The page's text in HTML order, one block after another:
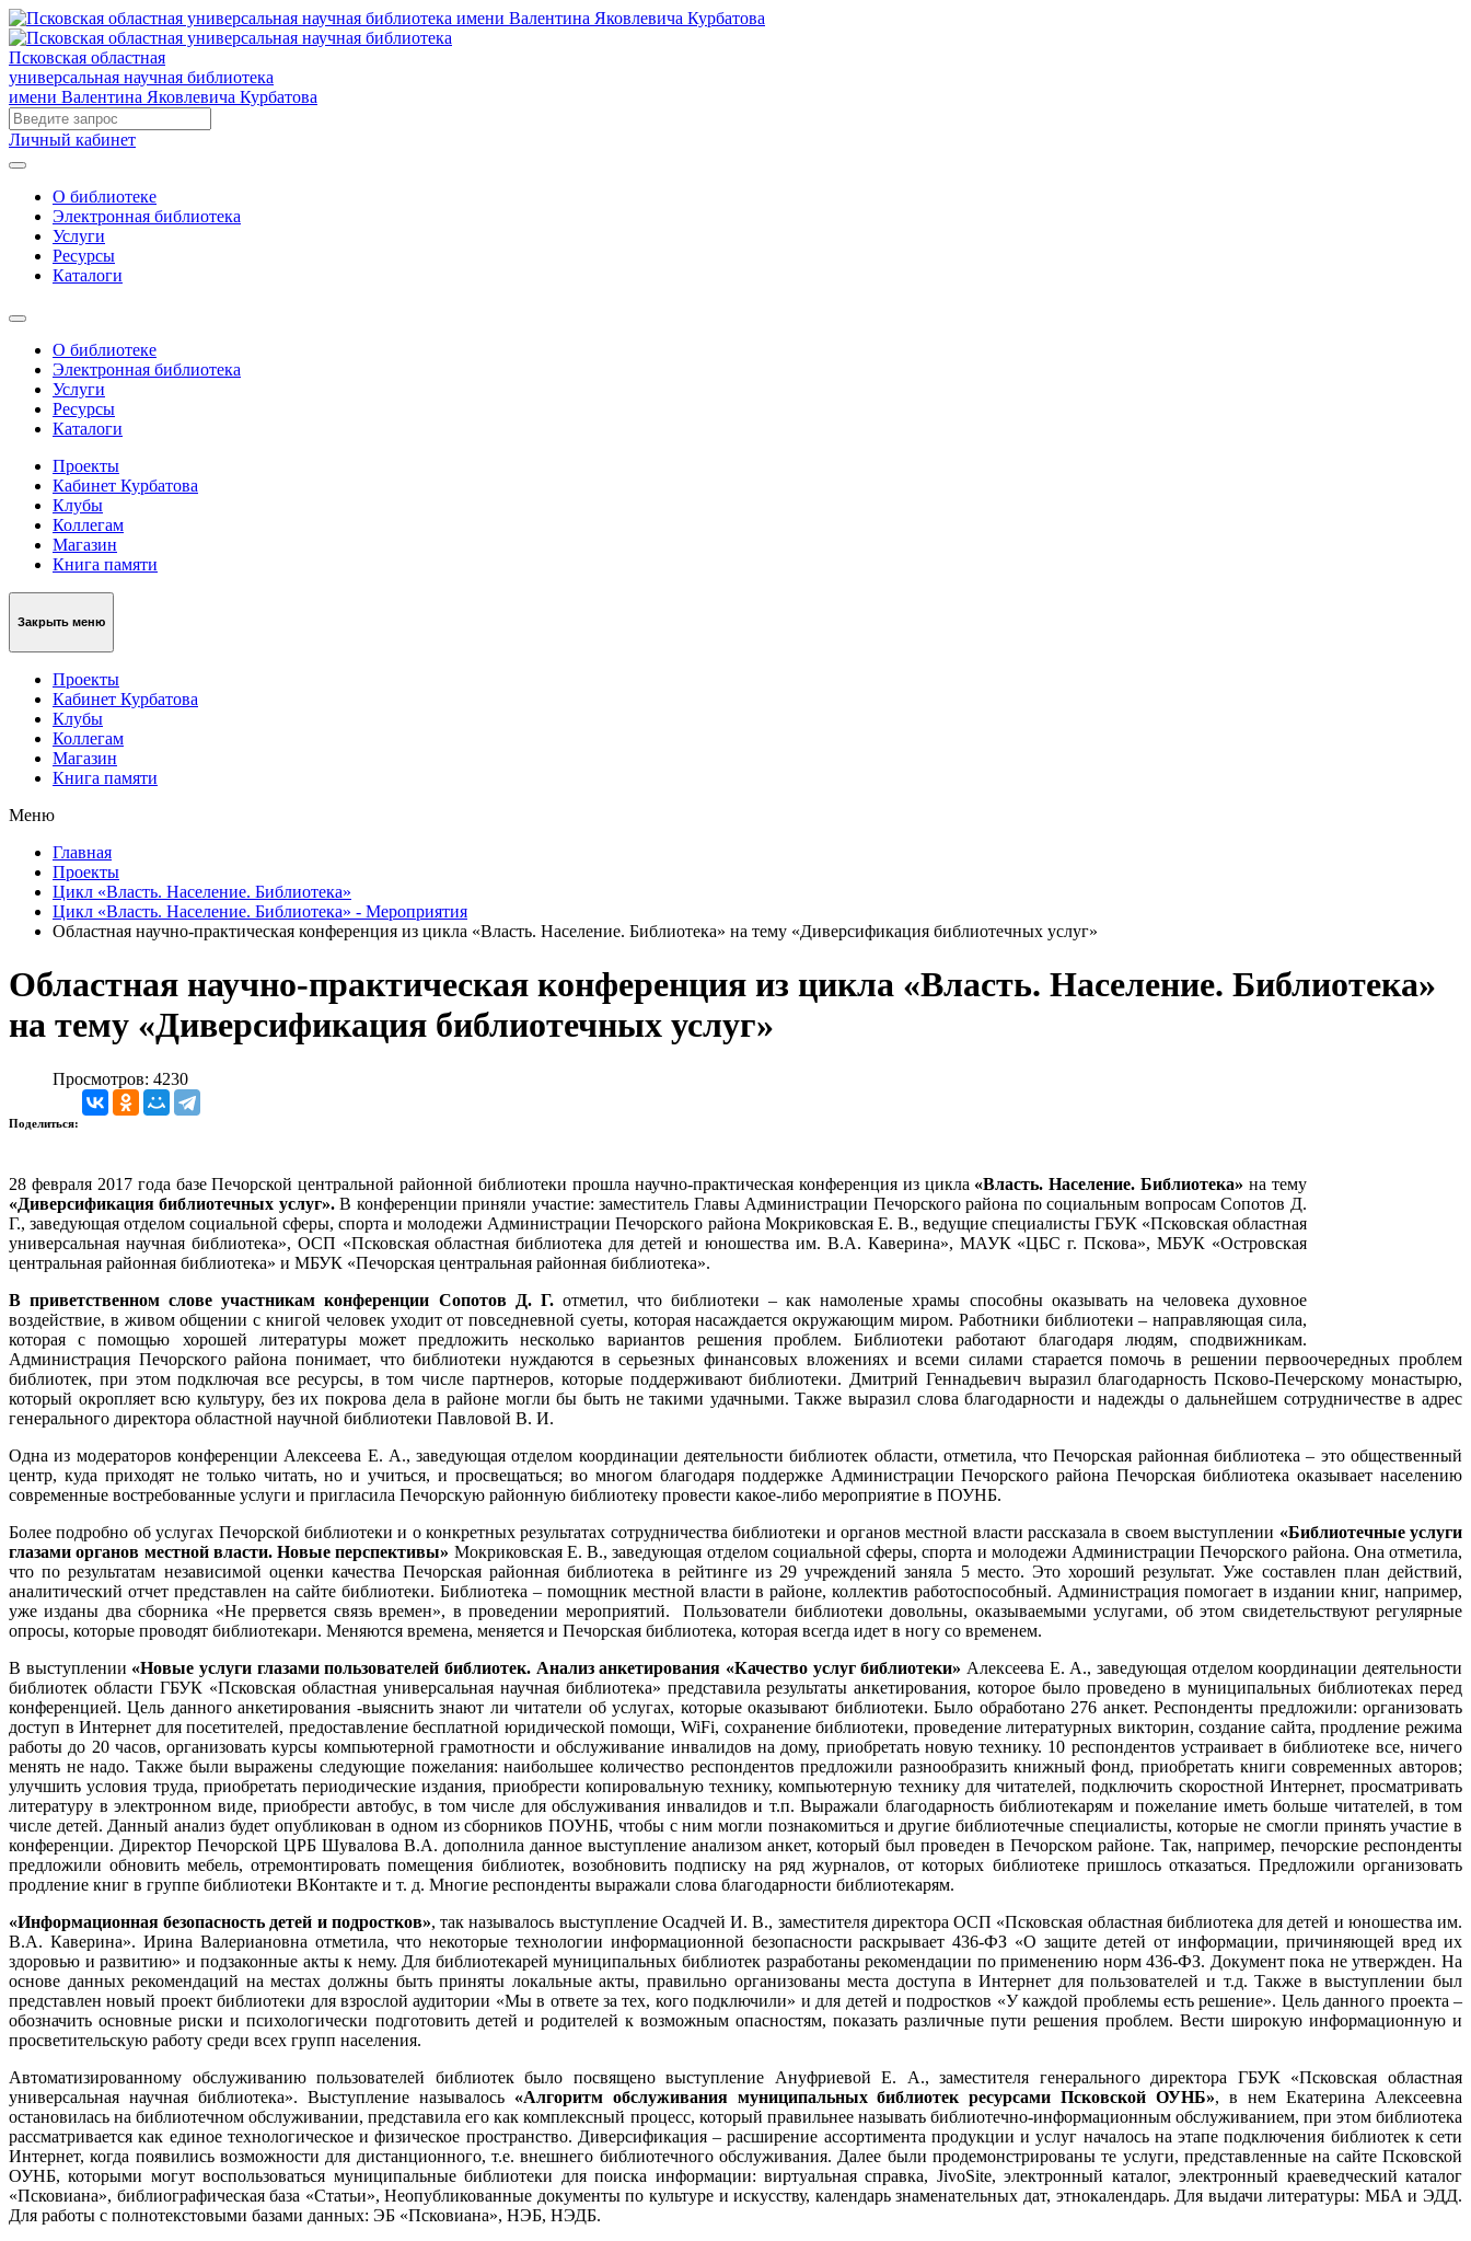
Псковская областная
универсальная научная библиотека
имени Валентина Яковлевича Курбатова
Личный кабинет
О библиотеке
Электронная библиотека
Услуги
Ресурсы
Каталоги
О библиотеке
Электронная библиотека
Услуги
Ресурсы
Каталоги
Проекты
Кабинет Курбатова
Клубы
Коллегам
Магазин
Книга памяти
Закрыть меню
Проекты
Кабинет Курбатова
Клубы
Коллегам
Магазин
Книга памяти
Меню
Главная
Проекты
Цикл «Власть. Население. Библиотека»
Цикл «Власть. Население. Библиотека» - Мероприятия
Областная научно-практическая конференция из цикла «Власть. Население. Библиотека» на тему «Диверсификация библиотечных услуг»
Областная научно-практическая конференция из цикла «Власть. Население. Библиотека»
на тему «Диверсификация библиотечных услуг»
Просмотров: 4230
Поделиться:
28 февраля 2017 года базе Печорской центральной районной библиотеки прошла научно-практическая конференция из цикла «Власть. Население. Библиотека»на тему
«Диверсификация библиотечных услуг».В конференции приняли участие: заместитель Главы Администрации Печорского района по социальным вопросам Сопотов Д.
Г., заведующая отделом социальной сферы, спорта и молодежи Администрации Печорского района Мокриковская Е. В., ведущие специалисты ГБУК «Псковская областная
универсальная научная библиотека», ОСП «Псковская областная библиотека для детей и юношества им. В.А. Каверина», МАУК «ЦБС г. Пскова», МБУК «Островская
центральная районная библиотека» и МБУК «Печорская центральная районная библиотека».
В приветственном слове участникам конференции Сопотов Д. Г.отметил, что библиотеки – как намоленые храмы способны оказывать на человека духовное
воздействие, в живом общении с книгой человек уходит от повседневной суеты, которая насаждается окружающим миром. Работники библиотеки – направляющая сила,
которая с помощью хорошей литературы может предложить несколько вариантов решения проблем. Библиотеки работают благодаря людям, сподвижникам.
Администрация Печорского района понимает, что библиотеки нуждаются в серьезных финансовых вложениях и всеми силами старается помочь в решении первоочередных проблем
библиотек, при этом подключая все ресурсы, в том числе партнеров, которые поддерживают библиотеки. Дмитрий Геннадьевич выразил благодарность Псково-Печерскому монастырю,
который окропляет всю культуру, без их покрова дела в районе могли бы быть не такими удачными. Также выразил слова благодарности и надежды о дальнейшем сотрудничестве в адрес
генерального директора областной научной библиотеки Павловой В. И.
Одна из модераторов конференции Алексеева Е. А., заведующая отделом координации деятельности библиотек области, отметила, что Печорская районная библиотека – это общественный
центр, куда приходят не только читать, но и учиться, и просвещаться; во многом благодаря поддержке Администрации Печорского района Печорская библиотека оказывает населению
современные востребованные услуги и пригласила Печорскую районную библиотеку провести какое-либо мероприятие в ПОУНБ.
Более подробно об услугах Печорской библиотеки и о конкретных результатах сотрудничества библиотеки и органов местной власти рассказала в своем выступлении «Библиотечные услуги
глазами органов местной власти. Новые перспективы» Мокриковская Е. В., заведующая отделом социальной сферы, спорта и молодежи Администрации Печорского района. Она отметила,
что по результатам независимой оценки качества Печорская районная библиотека в рейтинге из 29 учреждений заняла 5 место. Это хороший результат. Уже составлен план действий,
аналитический отчет представлен на сайте библиотеки. Библиотека – помощник местной власти в районе, коллектив работоспособный. Администрация помогает в издании книг, например,
уже изданы два сборника «Не прервется связь времен», в проведении мероприятий. Пользователи библиотеки довольны, оказываемыми услугами, об этом свидетельствуют регулярные
опросы, которые проводят библиотекари. Меняются времена, меняется и Печорская библиотека, которая всегда идет в ногу со временем.
В выступлении «Новые услуги глазами пользователей библиотек. Анализ анкетирования «Качество услуг библиотеки» Алексеева Е. А., заведующая отделом координации деятельности
библиотек области ГБУК «Псковская областная универсальная научная библиотека» представила результаты анкетирования, которое было проведено в муниципальных библиотеках перед
конференцией. Цель данного анкетирования -выяснить знают ли читатели об услугах, которые оказывают библиотеки. Было обработано 276 анкет. Респонденты предложили: организовать
доступ в Интернет для посетителей, предоставление бесплатной юридической помощи, WiFi, сохранение библиотеки, проведение литературных викторин, создание сайта, продление режима
работы до 20 часов, организовать курсы компьютерной грамотности и обслуживание инвалидов на дому, приобретать новую технику. 10 респондентов устраивает в библиотеке все, ничего
менять не надо. Также были выражены следующие пожелания: наибольшее количество респондентов предложили разнообразить книжный фонд, приобретать книги современных авторов;
улучшить условия труда, приобретать периодические издания, приобрести копировальную технику, компьютерную технику для читателей, подключить скоростной Интернет, просматривать
литературу в электронном виде, приобрести автобус, в том числе для обслуживания инвалидов и т.п. Выражали благодарность библиотекарям и пожелание иметь больше читателей, в том
числе детей. Данный анализ будет опубликован в одном из сборников ПОУНБ, чтобы с ним могли познакомиться и другие библиотечные специалисты, которые не смогли принять участие в
конференции. Директор Печорской ЦРБ Шувалова В.А. дополнила данное выступление анализом анкет, который был проведен в Печорском районе. Так, например, печорские респонденты
предложили обновить мебель, отремонтировать помещения библиотек, возобновить подписку на ряд журналов, от которых библиотеке пришлось отказаться. Предложили организовать
продление книг в группе библиотеки ВКонтакте и т. д. Многие респонденты выражали слова благодарности библиотекарям.
«Информационная безопасность детей и подростков», так называлось выступление Осадчей И. В., заместителя директора ОСП «Псковская областная библиотека для детей и юношества им.
В.А. Каверина». Ирина Валериановна отметила, что некоторые технологии информационной безопасности раскрывает 436-ФЗ «О защите детей от информации, причиняющей вред их
здоровью и развитию» и подзаконные акты к нему. Для библиотекарей муниципальных библиотек разработаны рекомендации по применению норм 436-ФЗ. Документ пока не утвержден. На
основе данных рекомендаций на местах должны быть приняты локальные акты, правильно организованы места доступа в Интернет для пользователей и т.д. Также в выступлении был
представлен новый проект библиотеки для взрослой аудитории «Мы в ответе за тех, кого подключили» и для детей и подростков «У каждой проблемы есть решение». Цель данного проекта –
обозначить основные риски и психологически подготовить детей и родителей к возможным опасностям, показать различные пути решения проблем. Вести широкую информационную и
просветительскую работу среди всех групп населения.
Автоматизированному обслуживанию пользователей библиотек было посвящено выступление Ануфриевой Е. А., заместителя генерального директора ГБУК «Псковская областная
универсальная научная библиотека». Выступление называлось «Алгоритм обслуживания муниципальных библиотек ресурсами Псковской ОУНБ», в нем Екатерина Алексеевна
остановилась на библиотечном обслуживании, представила его как комплексный процесс, который правильнее называть библиотечно-информационным обслуживанием, при этом библиотека
рассматривается как единое технологическое и физическое пространство. Диверсификация – расширение ассортимента продукции и услуг началось на этапе подключения библиотек к сети
Интернет, когда появились возможности для дистанционного, т.е. внешнего библиотечного обслуживания. Далее были продемонстрированы те услуги, представленные на сайте Псковской
ОУНБ, которыми могут воспользоваться муниципальные библиотеки для поиска информации: виртуальная справка, JivoSite, электронный каталог, электронный краеведческий каталог
«Псковиана», библиографическая база «Статьи», Неопубликованные документы по культуре и искусству, календарь знаменательных дат, этнокалендарь. Для выдачи литературы: МБА и ЭДД.
Для работы с полнотекстовыми базами данных: ЭБ «Псковиана», НЭБ, НЭДБ.